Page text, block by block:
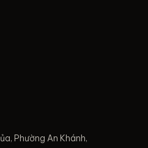
Phường An Khánh,